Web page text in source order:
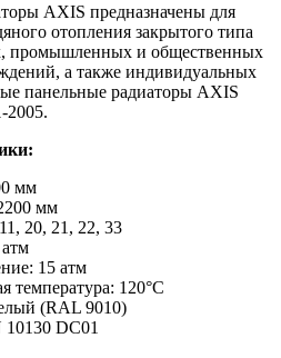
AXIS предназначены для
отопления закрытого типа
промышленных и общественных
а также индивидуальных
панельные радиаторы AXIS
2005.
мм
мм
20, 21, 22, 33
15 атм
температура: 120°C
(RAL 9010)
DC01